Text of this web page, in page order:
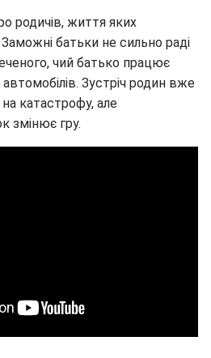
родичів, життя яких
батьки не сильно раді
чий батько працює
Зустріч родин вже
катастрофу, але
змінює гру.